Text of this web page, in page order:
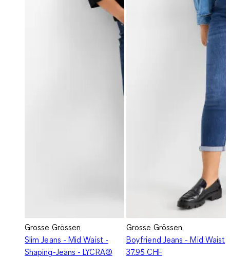
Grosse Grössen
Slim Jeans - Mid Waist -
Shaping-Jeans - LYCRA®
Grosse Grössen
Boyfriend Jeans - Mid Waist
37.95 CHF